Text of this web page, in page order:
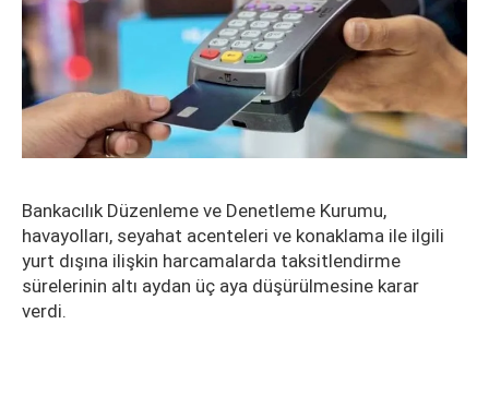
Bankacılık Düzenleme ve Denetleme Kurumu,
havayolları, seyahat acenteleri ve konaklama ile ilgili
yurt dışına ilişkin harcamalarda taksitlendirme
sürelerinin altı aydan üç aya düşürülmesine karar
verdi.